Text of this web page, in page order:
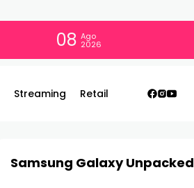
08 Ago
2026
Streaming Retail
Samsung Galaxy Unpacked